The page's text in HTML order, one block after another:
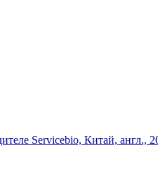
Servicebio, Китай, англ.,